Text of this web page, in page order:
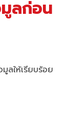
ลก่อน
ลให้เรียบร้อย